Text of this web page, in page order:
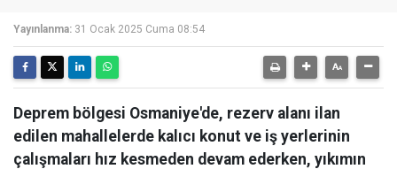
Yayınlanma: 31 Ocak 2025 Cuma 08:54
Deprem bölgesi Osmaniye'de, rezerv alanı ilan
edilen mahallelerde kalıcı konut ve iş yerlerinin
çalışmaları hız kesmeden devam ederken, yıkımın